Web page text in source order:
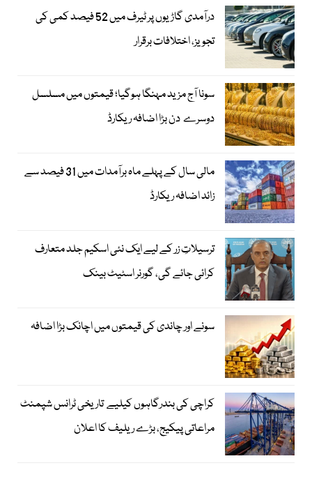
درآمدی گاڑیوں پر ٹیرف میں 52 فیصد کمی کی
تجویز، اختلافات برقرار
سونا آج مزید مہنگا ہوگیا؛ قیمتوں میں مسلسل
دوسرے دن بڑا اضافہ ریکارڈ
مالی سال کے پہلے ماہ برآمدات میں 31 فیصد سے
زائد اضافہ ریکارڈ
ترسیلاتِ زر کے لیے ایک نئی اسکیم جلد متعارف
کرائی جائے گی، گورنر اسٹیٹ بینک
سونے اور چاندی کی قیمتوں میں اچانک بڑا اضافہ
کراچی کی بندرگاہوں کیلیے تاریخی ٹرانس شپمنٹ
مراعاتی پیکیج، بڑے ریلیف کا اعلان